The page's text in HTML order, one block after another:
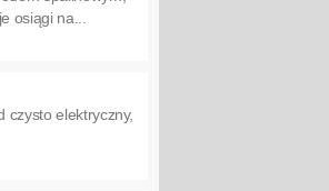
osiągi na...
czysto elektryczny,